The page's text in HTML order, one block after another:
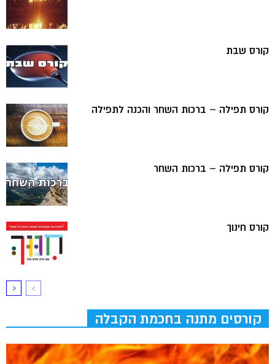
קורס שבת
קורס תפילה – ברכות השחר והכנה לתפילה
קורס תפילה – ברכות השחר
קורס חינוך
קורסים מתנה בחכמת הקבלה